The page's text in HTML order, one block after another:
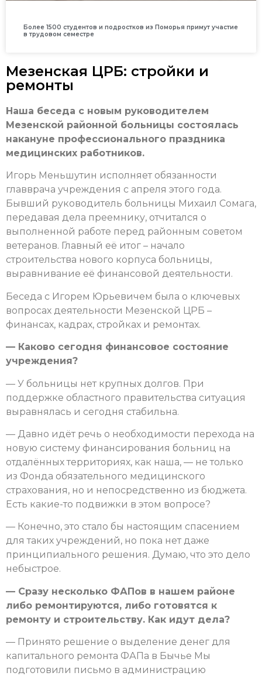
Более 1500 студентов и подростков из Поморья примут участие
в трудовом семестре
Мезенская ЦРБ: стройки и
ремонты
Наша беседа с новым руководителем
Мезенской районной больницы состоялась
накануне профессионального праздника
медицинских работников.
Игорь Меньшутин исполняет обязанности
главврача учреждения с апреля этого года.
Бывший руководитель больницы Михаил Сомага,
передавая дела преемнику, отчитался о
выполненной работе перед районным советом
ветеранов. Главный её итог – начало
строительства нового корпуса больницы,
выравнивание её финансовой деятельности.
Беседа с Игорем Юрьевичем была о ключевых
вопросах деятельности Мезенской ЦРБ –
финансах, кадрах, стройках и ремонтах.
— Каково сегодня финансовое состояние
учреждения?
— У больницы нет крупных долгов. При
поддержке областного правительства ситуация
выравнялась и сегодня стабильна.
— Давно идёт речь о необходимости перехода на
новую систему финансирования больниц на
отдалённых территориях, как наша, — не только
из Фонда обязательного медицинского
страхования, но и непосредственно из бюджета.
Есть какие-то подвижки в этом вопросе?
— Конечно, это стало бы настоящим спасением
для таких учреждений, но пока нет даже
принципиального решения. Думаю, что это дело
небыстрое.
— Сразу несколько ФАПов в нашем районе
либо ремонтируются, либо готовятся к
ремонту и строительству. Как идут дела?
— Принято решение о выделение денег для
капитального ремонта ФАПа в Бычье Мы
подготовили письмо в администрацию